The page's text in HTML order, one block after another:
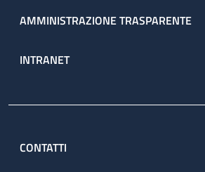
AMMINISTRAZIONE TRASPARENTE
INTRANET
CONTATTI